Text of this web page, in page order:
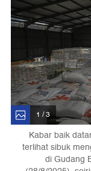
1 / 3
Kabar baik
terlihat sibuk
di Gudang